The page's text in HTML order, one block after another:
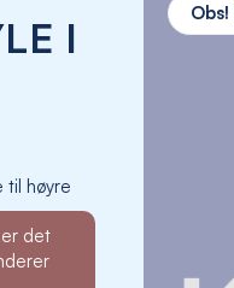
I
til høyre
det
Obs!